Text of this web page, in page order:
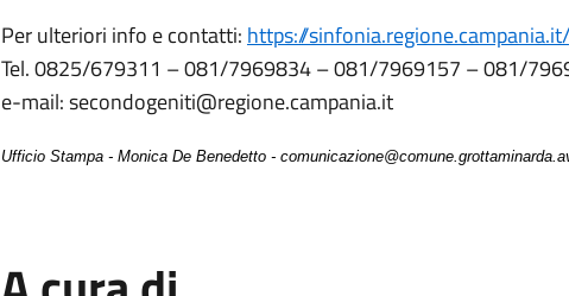
Per ulteriori info e contatti: https://
Tel.0825/679311 –081/7969834 – 081/7969157 – 081/
e-mail: secondogeniti@regione.campania.it
Ufficio Stampa - Monica De Benedetto -